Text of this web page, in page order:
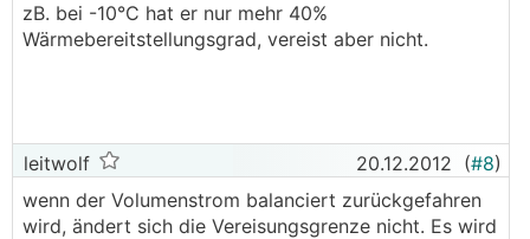
zB. bei -10°C hat er nur mehr 40%
Wärmebereitstellungsgrad, vereist aber nicht.
leitwolf 20.12.2012 (#8)
wenn der Volumenstrom balanciert zurückgefahren
wird, ändert sich die Vereisungsgrenze nicht. Es wird